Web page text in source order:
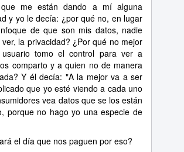
me están dando a mí alguna
y yo le decía: ¿por qué no, en lugar
de que son mis datos, nadie
la privacidad? ¿Por qué no mejor
tomo el control para ver a
comparto y a quien no de manera
Y él decía: "A la mejor va a ser
que yo esté viendo a cada uno
vea datos que se los están
porque no hago yo una especie de
el día que nos paguen por eso?